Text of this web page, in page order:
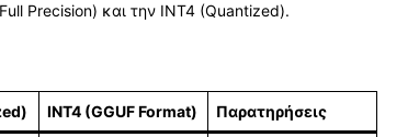
Precision) και την INT4 (Quantized).
INT4 (GGUF Format) Παρατηρήσεις